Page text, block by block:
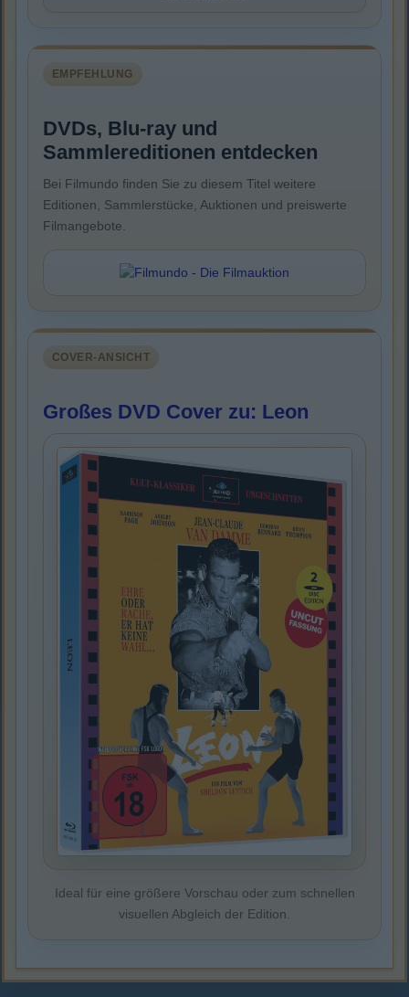
EMPFEHLUNG
DVDs, Blu-ray und
Sammlereditionen entdecken
Bei Filmundo finden Sie zu diesem Titel weitere
Editionen, Sammlerstücke, Auktionen und preiswerte
Filmangebote.
COVER-ANSICHT
Großes DVD Cover zu: Leon
Ideal für eine größere Vorschau oder zum schnellen
visuellen Abgleich der Edition.